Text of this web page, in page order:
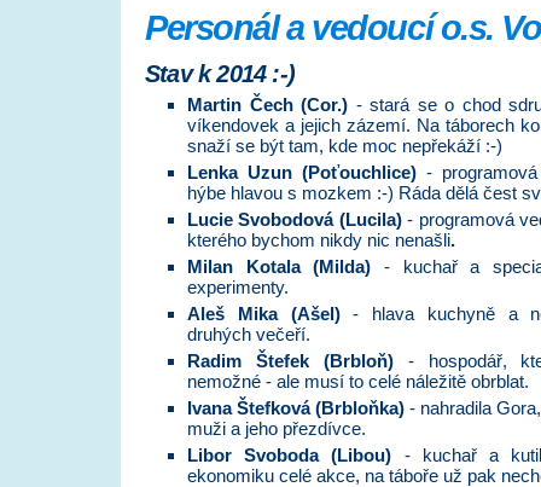
Personál a vedoucí o.s.
Stav k 2014 :-)
Martin Čech (Cor.) - stará se o chod
víkendovek a jejich zázemí. Na táborech
snaží se být tam, kde moc nepřekáží :-)
Lenka Uzun (Poťouchlice)-
hýbe hlavou s mozkem :-) Ráda dělá čest
Lucie Svobodová (Lucila)- programová
kterého bychom nikdy nic nenašli.
Milan Kotala (Milda) - kuchař a
experimenty.
Aleš Mika (Ašel)- hlava kuchyně a
druhých večeří.
Radim Štefek (Brbloň)- hospodář,
nemožné - ale musí to celé náležitě obrblat.
Ivana Štefková (Brbloňka) - nahradila
muži a jeho přezdívce.
Libor Svoboda (Libou) - kuchař a
ekonomiku celé akce, na táboře už pak